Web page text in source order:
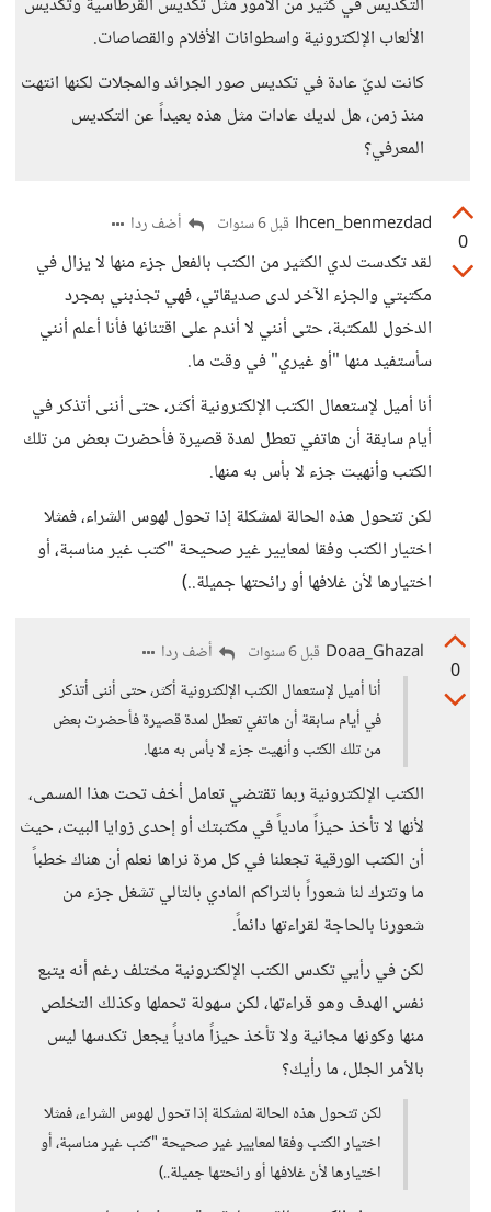
الألعاب الإلكترونية واسطوانات الأفلام والقصاصات.
كانت لديّ عادة في تكديس صور الجرائد والمجلات لكنها انتهت
منذ زمن، هل لديك عادات مثل هذه بعيداً عن التكديس
المعرفي؟
0
Ihcen_benmezdad قبل 6 سنوات أضف ردا
لقد تكدست لدي الكثير من الكتب بالفعل جزء منها لا يزال في
مكتبتي والجزء الآخر لدى صديقاتي، فهي تجذبني بمجرد
الدخول للمكتبة، حتى أنني لا أندم على اقتنائها فأنا أعلم أنني
سأستفيد منها "أو غيري" في وقت ما.
أنا أميل لإستعمال الكتب الإلكترونية أكثر، حتى أننى أتذكر في
أيام سابقة أن هاتفي تعطل لمدة قصيرة فأحضرت بعض من تلك
الكتب وأنهيت جزء لا بأس به منها.
لكن تتحول هذه الحالة لمشكلة إذا تحول لهوس الشراء، فمثلا
اختيار الكتب وفقا لمعايير غير صحيحة "كتب غير مناسبة، أو
اختيارها لأن غلافها أو رائحتها جميلة..)
0
Doaa_Ghazal قبل 6 سنوات
أضف ردا
أنا أميل لإستعمال الكتب الإلكترونية أكثر، حتى أننى أتذكر
في أيام سابقة أن هاتفي تعطل لمدة قصيرة فأحضرت بعض
من تلك الكتب وأنهيت جزء لا بأس به منها.
الكتب الإلكترونية ربما تقتضي تعامل أخف تحت هذا المسمى،
لأنها لا تأخذ حيزاً مادياً في مكتبتك أو إحدى زوايا البيت، حيث
أن الكتب الورقية تجعلنا في كل مرة نراها نعلم أن هناك خطباً
ما وتترك لنا شعوراً بالتراكم المادي بالتالي تشغل جزء من
شعورنا بالحاجة لقراءتها دائماً.
لكن في رأيي تكدس الكتب الإلكترونية مختلف رغم أنه يتبع
نفس الهدف وهو قراءتها، لكن سهولة تحملها وكذلك التخلص
منها وكونها مجانية ولا تأخذ حيزاً مادياً يجعل تكدسها ليس
بالأمر الجلل، ما رأيك؟
لكن تتحول هذه الحالة لمشكلة إذا تحول لهوس الشراء، فمثلا
اختيار الكتب وفقا لمعايير غير صحيحة "كتب غير مناسبة، أو
اختيارها لأن غلافها أو رائحتها جميلة..)